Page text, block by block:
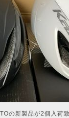
の新製品が2個入荷致